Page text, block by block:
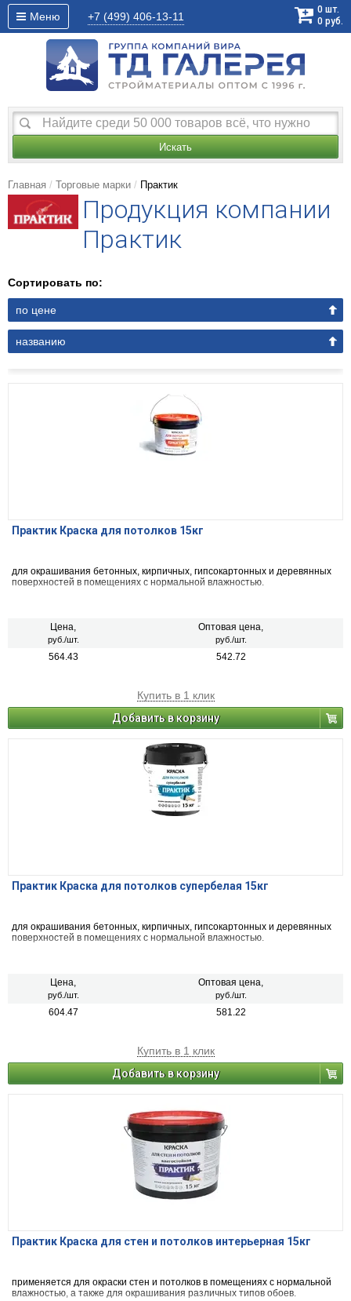
Меню +7 (499) 406-13-11
0 шт.
0 руб.
Искать
Главная Торговые марки Практик
Продукция компании
Практик
Сортировать по:
по цене
названию
Практик Краска для потолков 15кг
для окрашивания бетонных, кирпичных, гипсокартонных и деревянных
поверхностей в помещениях с нормальной влажностью.
Цена,
руб./шт.
Оптовая цена,
руб./шт.
564.43 542.72
Купить в 1 клик
Добавить в корзину
Практик Краска для потолков супербелая 15кг
для окрашивания бетонных, кирпичных, гипсокартонных и деревянных
поверхностей в помещениях с нормальной влажностью.
Цена,
руб./шт.
Оптовая цена,
руб./шт.
604.47 581.22
Купить в 1 клик
Добавить в корзину
Практик Краска для стен и потолков интерьерная 15кг
применяется для окраски стен и потолков в помещениях с нормальной
влажностью, а также для окрашивания различных типов обоев.